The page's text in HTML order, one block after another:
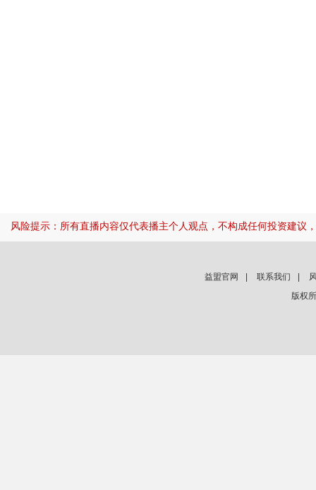
风险提示：所有直播内容仅代表播主个人观点，不构成任何投资建议
益盟官网 联系我们
版权